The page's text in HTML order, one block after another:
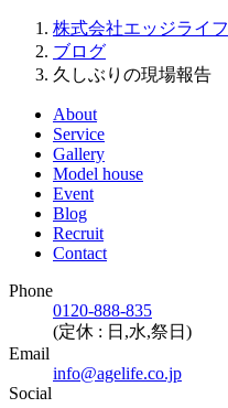
株式会社エッジライフ
ブログ
久しぶりの現場報告
About
Service
Gallery
Model house
Event
Blog
Recruit
Contact
Phone
0120-888-835
(定休 : 日,水,祭日)
Email
info@agelife.co.jp
Social